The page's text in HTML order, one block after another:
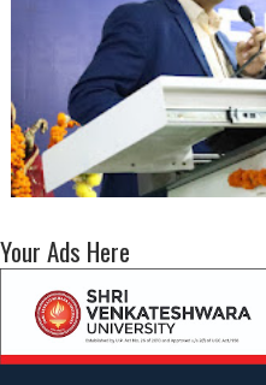
Your Ads Here